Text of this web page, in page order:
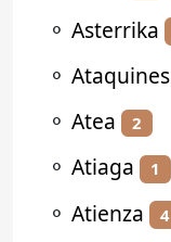
⚬ Asterrika
⚬ Ataquines
⚬ Atea 2
⚬ Atiaga 1
⚬ Atienza 4